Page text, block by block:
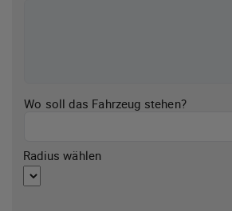
Wo soll das Fahrzeug stehen?
Radius wählen